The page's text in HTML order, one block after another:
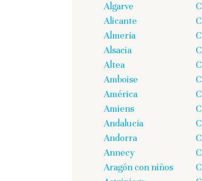
Algarve
Alicante
Almería
Alsacia
Altea
Amboise
América
Amiens
Andalucía
Andorra
Annecy
Aragón con niños